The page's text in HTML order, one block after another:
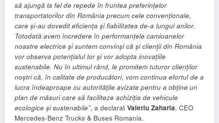
să ajungă la fel de repede în fruntea preferințelor
transportatorilor din România precum cele convenționale,
care și-au dovedit eficiența și fiabilitatea de-a lungul anilor.
Totodată avem încredere în performanțele camioanelor
noastre electrice și suntem convinși că și clienții din România
vor observa potențialul lor și vor adopta inovațiile
sustenabile. Nu în ultimul rând, le promitem tuturor clienților
noștri că, în calitate de producători, vom continua efortul de a
lucra îndeaproape cu autoritățile avizate pentru a obține un
plan de măsuri care să faciliteze achiziția de vehicule
ecologice și sustenabile”, a declarat Valeriu Zaharia, CEO
Mercedes-Benz Trucks & Buses Romania.